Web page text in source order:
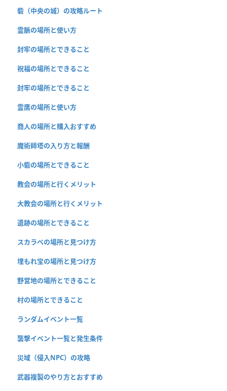
砦（中央の城）の攻略ルート
霊脈の場所と使い方
封牢の場所とできること
祝福の場所とできること
封牢の場所とできること
霊鷹の場所と使い方
商人の場所と購入おすすめ
魔術師塔の入り方と報酬
小砦の場所とできること
教会の場所と行くメリット
大教会の場所と行くメリット
遺跡の場所とできること
スカラベの場所と見つけ方
埋もれ宝の場所と見つけ方
野営地の場所とできること
村の場所とできること
ランダムイベント一覧
襲撃イベント一覧と発生条件
災域（侵入NPC）の攻略
武器複製のやり方とおすすめ